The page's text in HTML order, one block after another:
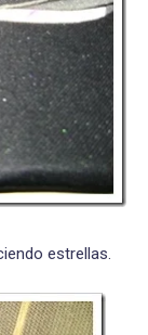
estrellas.